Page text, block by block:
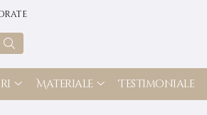
Materiale Testimoniale